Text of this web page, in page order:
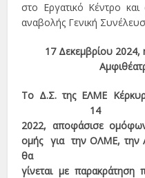
στο Εργατικό Κέντρο
αναβολής Γενική
17 Δεκεμβρίου 2024,
Το Δ.Σ. της ΕΛΜΕ
14
2022, αποφάσισε
ομής για την ΟΛΜΕ, την
θα
γίνεται με